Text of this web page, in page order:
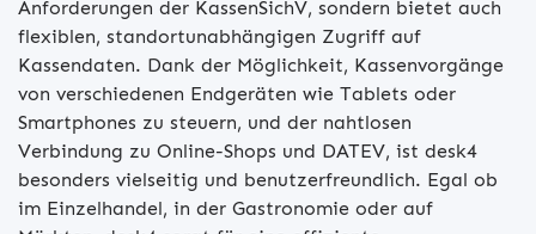
Anforderungen der KassenSichV, sondern bietet auch
flexiblen, standortunabhängigen Zugriff auf
Kassendaten. Dank der Möglichkeit, Kassenvorgänge
von verschiedenen Endgeräten wie Tablets oder
Smartphones zu steuern, und der nahtlosen
Verbindung zu Online-Shops und DATEV, ist desk4
besonders vielseitig und benutzerfreundlich. Egal ob
im Einzelhandel, in der Gastronomie oder auf